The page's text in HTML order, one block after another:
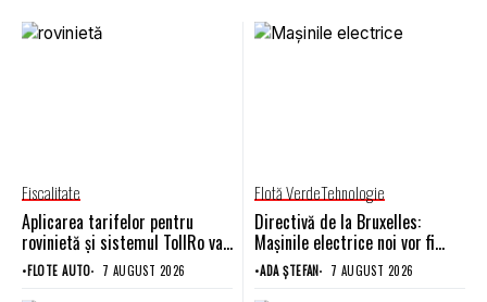
Fiscalitate
Aplicarea tarifelor pentru
rovinietă și sistemul TollRo va
începe la 1 octombrie
•FLOTE AUTO 7 AUGUST 2026
Flotă VerdeTehnologie
Directivă de la Bruxelles:
Mașinile electrice noi vor fi
obligate să alimenteze rețeaua
de electricitate
•ADA ȘTEFAN 7 AUGUST 2026